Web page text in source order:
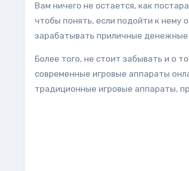
Вам ничего не остается, как
чтобы понять, если подойти к нему
зарабатывать приличные денежные
Более того, не стоит забывать и о
современные игровые аппараты
традиционные игровые аппараты,